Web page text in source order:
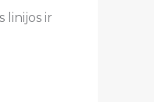
linijos ir